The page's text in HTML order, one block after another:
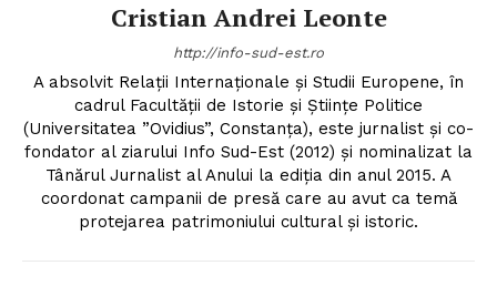
Un proiect
FREEDOM HOUSE ROMÂNIA
Cristian Andrei Leonte
http://info-sud-est.ro
A absolvit Relații Internaționale și Studii Europene, în
cadrul Facultății de Istorie și Științe Politice
(Universitatea ”Ovidius”, Constanța), este jurnalist și co-
fondator al ziarului Info Sud-Est (2012) și nominalizat la
Tânărul Jurnalist al Anului la ediția din anul 2015. A
coordonat campanii de presă care au avut ca temă
protejarea patrimoniului cultural și istoric.